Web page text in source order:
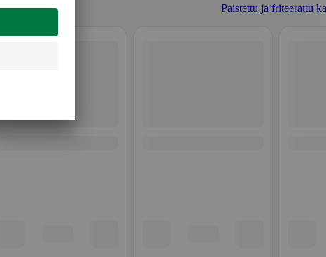
Paistettu ja friteerattu